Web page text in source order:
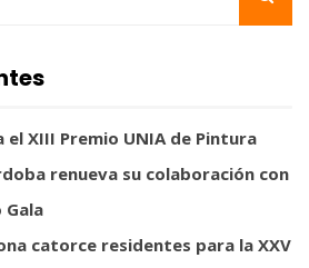
el XIII Premio UNIA de Pintura
renueva su colaboración con
Gala
catorce residentes para la XXV